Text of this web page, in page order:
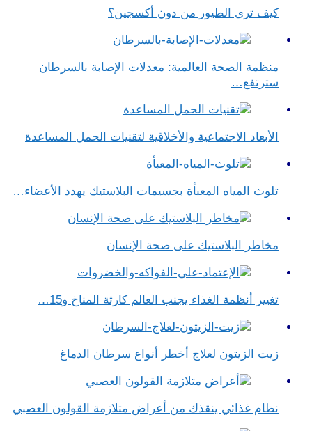
كيف ترى الطيور من دون أكسجين؟
منظمة الصحة العالمية: معدلات الإصابة بالسرطان
سترتفع…
الأبعاد الاجتماعية والأخلاقية لتقنيات الحمل المساعدة
تلوث المياه المعبأة بجسيمات البلاستيك يهدد الأعضاء…
مخاطر البلاستيك على صحة الإنسان
تغيير أنظمة الغذاء يجنب العالم كارثة المناخ و15…
زيت الزيتون لعلاج أخطر أنواع سرطان الدماغ
نظام غذائي ينقذك من أعراض متلازمة القولون العصبي